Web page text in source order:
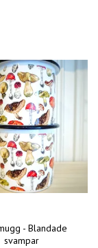
- Blandade
svampar